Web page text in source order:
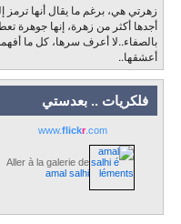
زهرتي هي، برغم ما يقال أنها ترمز
أجدها أكثر من زهرة، إنها جوهرة
بالصفاء..لا أعرف سرها، كل ما
أعشقها..
فلكريات .. بعدستي
www.flickr .com
Aller à la galerie de
amal salhi